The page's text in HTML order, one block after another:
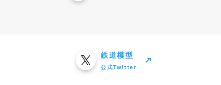
鉄道模型
公式Twitter